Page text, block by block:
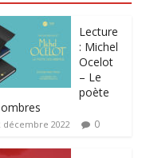
Lecture
: Michel
Ocelot
– Le
poète
décembre 2022 0